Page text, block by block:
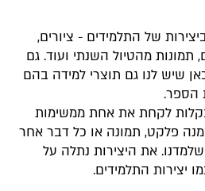
של התלמידים - ציורים,
תמונות מהטיול השנתי ועוד. גם
שיש לנו גם תוצרי למידה בהם
הספר.
בקלות לקחת את אחת ממשימות
פלקט, תמונה או כל דבר אחר
את היצירות נתלה על
יצירות התלמידים.